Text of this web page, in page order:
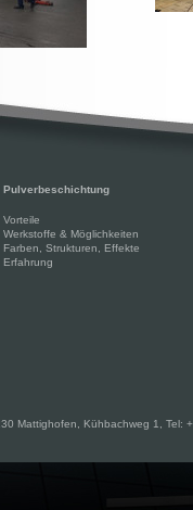
Pulverbeschichtung
Vorteile
Werkstoffe & Möglichkeiten
Farben, Strukturen, Effekte
Erfahrung
Mattighofen, Kühbachweg 1, Tel: